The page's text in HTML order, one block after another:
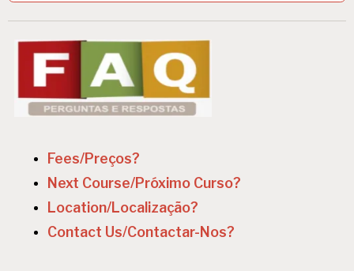
Fees/Preços?
Next Course/Próximo Curso?
Location/Localização?
Contact Us/Contactar-Nos?